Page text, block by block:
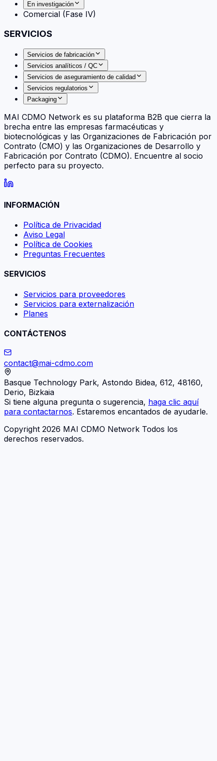
En investigación
Comercial (Fase IV)
SERVICIOS
Servicios de fabricación
Servicios analíticos / QC
Servicios de aseguramiento de calidad
Servicios regulatorios
Packaging
MAI CDMO Network es su plataforma B2B que cierra la
brecha entre las empresas farmacéuticas y
biotecnológicas y las Organizaciones de Fabricación por
Contrato (CMO) y las Organizaciones de Desarrollo y
Fabricación por Contrato (CDMO). Encuentre al socio
perfecto para su proyecto.
INFORMACIÓN
Política de Privacidad
Aviso Legal
Política de Cookies
Preguntas Frecuentes
SERVICIOS
Servicios para proveedores
Servicios para externalización
Planes
CONTÁCTENOS
contact@mai-cdmo.com
Basque Technology Park, Astondo Bidea, 612, 48160,
Derio, Bizkaia
Si tiene alguna pregunta o sugerencia, haga clic aquí
para contactarnos. Estaremos encantados de ayudarle.
Copyright 2026 MAI CDMO Network Todos los
derechos reservados.